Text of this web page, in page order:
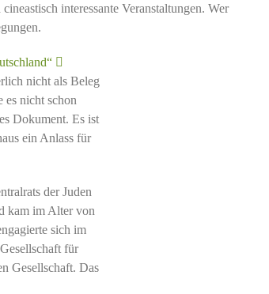
interessante Veranstaltungen. Wer
nicht als Beleg
es nicht schon
Dokument. Es ist
ein Anlass für
der Juden
kam im Alter von
sich im
für
Gesellschaft. Das